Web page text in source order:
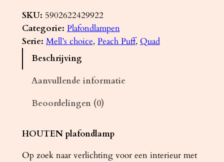
a
f
o
Q
A
SKU: 5902622429922
Categorie: Plafondlampen
Serie: Mell’s choice, Peach Puff, Quad
Beschrijving
Aanvullende informatie
Beoordelingen (0)
HOUTEN plafondlamp
Op zoek naar verlichting voor een interieur met